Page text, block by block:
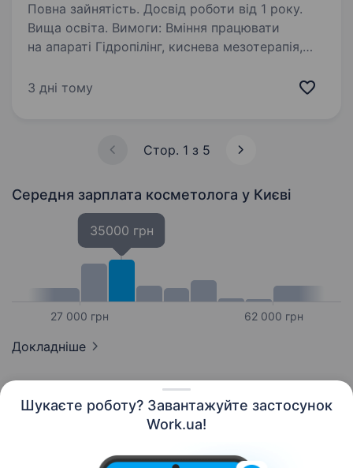
Шукаєте роботу? Завантажуйте застосунок
Work.ua!
Повна зайнятість. Досвід роботи від 1 року.
Вища освіта. Вимоги: Вміння працювати
на апараті Гідропілінг, киснева мезотерапія,
мікроструми з ролековим масажем,
3 дні тому
Стор. 1 з 5
Середня зарплата косметолога у Києві
27 000 грн
35000 грн
62 000 грн
Докладніше